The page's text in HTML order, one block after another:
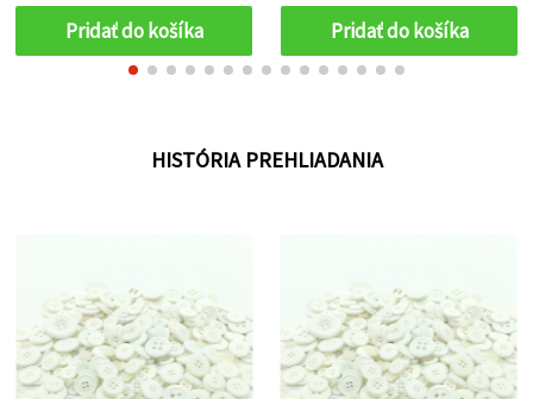
Pridať do košíka Pridať do košíka
HISTÓRIA PREHLIADANIA